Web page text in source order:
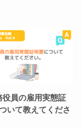
役員の雇用実態証
いて教えてくださ